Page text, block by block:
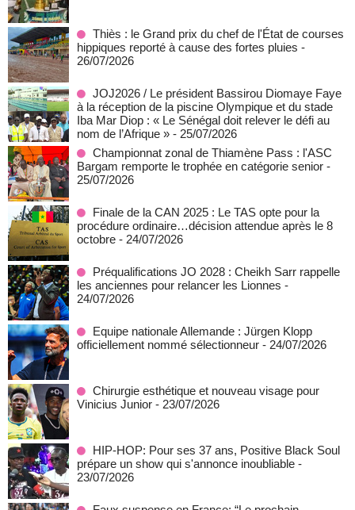
Thiès : le Grand prix du chef de l'État de courses
hippiques reporté à cause des fortes pluies -
26/07/2026
JOJ2026 / Le président Bassirou Diomaye Faye
à la réception de la piscine Olympique et du stade
Iba Mar Diop : « Le Sénégal doit relever le défi au
nom de l’Afrique » - 25/07/2026
Championnat zonal de Thiamène Pass : l'ASC
Bargam remporte le trophée en catégorie senior -
25/07/2026
Finale de la CAN 2025 : Le TAS opte pour la
procédure ordinaire…décision attendue après le 8
octobre - 24/07/2026
Préqualifications JO 2028 : Cheikh Sarr rappelle
les anciennes pour relancer les Lionnes -
24/07/2026
Equipe nationale Allemande : Jürgen Klopp
officiellement nommé sélectionneur - 24/07/2026
Chirurgie esthétique et nouveau visage pour
Vinicius Junior - 23/07/2026
HIP-HOP: Pour ses 37 ans, Positive Black Soul
prépare un show qui s'annonce inoubliable -
23/07/2026